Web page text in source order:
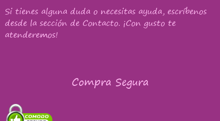
Si tienes alguna duda o necesitas ayuda, escríbenos
desde la sección de Contacto. ¡Con gusto te
atenderemos!
Compra Segura